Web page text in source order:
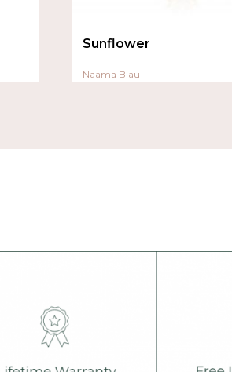
Naama Blau
Sunflower